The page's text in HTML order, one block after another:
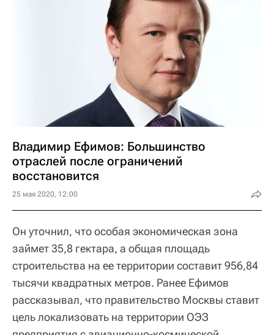
Владимир Ефимов: Большинство
отраслей после ограничений
восстановится
25 мая 2020, 12:00
Он уточнил, что особая экономическая зона
займет 35,8 гектара, а общая площадь
строительства на ее территории составит 956,84
тысячи квадратных метров. Ранее Ефимов
рассказывал, что правительство Москвы ставит
цель локализовать на территории ОЭЗ